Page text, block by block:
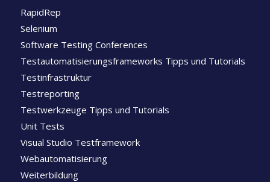
RapidRep
Selenium
Software Testing Conferences
Testautomatisierungsframeworks Tipps und Tutorials
Testinfrastruktur
Testreporting
Testwerkzeuge Tipps und Tutorials
Unit Tests
Visual Studio Testframework
Webautomatisierung
Weiterbildung